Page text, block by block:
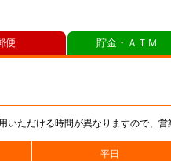
ただける時間が異なりますので、
平日
便 貯金・ＡＴＭ